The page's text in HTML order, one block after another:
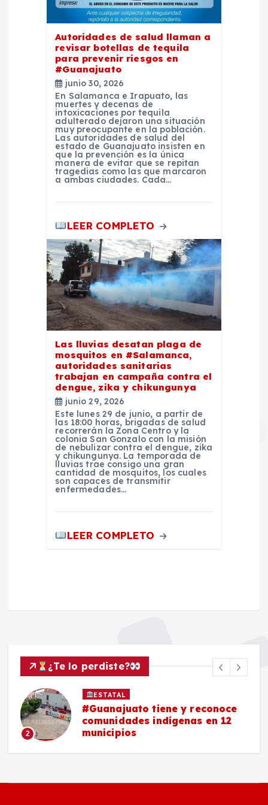
Autoridades de salud llaman a
revisar botellas de tequila
para prevenir riesgos en
#Guanajuato
junio 30, 2026
En Salamanca e Irapuato, las
muertes y decenas de
intoxicaciones por tequila
adulterado dejaron una situación
muy preocupante en la población.
Las autoridades de salud del
estado de Guanajuato insisten en
que la prevención es la única
manera de evitar que se repitan
tragedias como las que marcaron
a ambas ciudades. Cada…
LEER COMPLETO
Las lluvias desatan plaga de
mosquitos en #Salamanca,
autoridades sanitarias
trabajan en campaña contra el
dengue, zika y chikungunya
junio 29, 2026
Este lunes 29 de junio, a partir de
las 18:00 horas, brigadas de salud
recorrerán la Zona Centro y la
colonia San Gonzalo con la misión
de nebulizar contra el dengue, zika
y chikungunya. La temporada de
lluvias trae consigo una gran
cantidad de mosquitos, los cuales
son capaces de transmitir
enfermedades…
LEER COMPLETO
¿Te lo perdiste?
2
ESTATAL
#Guanajuato tiene y reconoce
comunidades indígenas en 12
municipios